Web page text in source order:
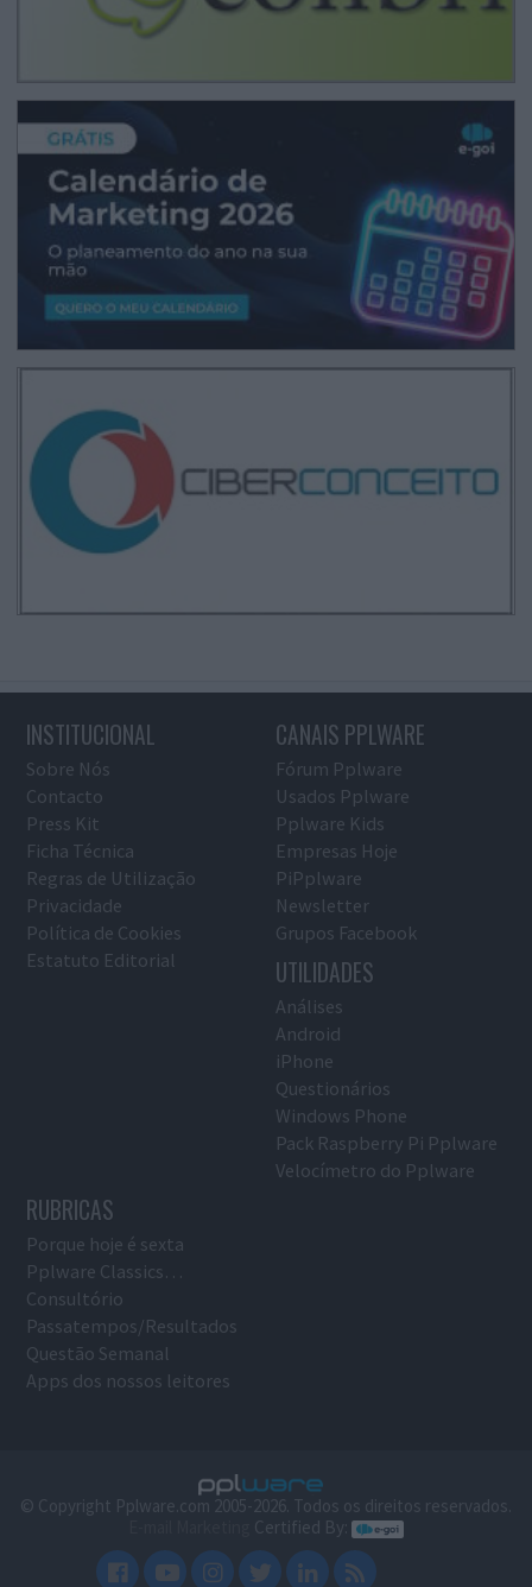
INSTITUCIONAL
Sobre Nós
Contacto
Press Kit
Ficha Técnica
Regras de Utilização
Privacidade
Política de Cookies
Estatuto Editorial
CANAIS PPLWARE
Fórum Pplware
Usados Pplware
Pplware Kids
Empresas Hoje
PiPplware
Newsletter
Grupos Facebook
UTILIDADES
Análises
Android
iPhone
Questionários
Windows Phone
Pack Raspberry Pi Pplware
Velocímetro do Pplware
RUBRICAS
Porque hoje é sexta
Pplware Classics…
Consultório
Passatempos/Resultados
Questão Semanal
Apps dos nossos leitores
© Copyright Pplware.com 2005-2026. Todos os direitos reservados.
Certified By: